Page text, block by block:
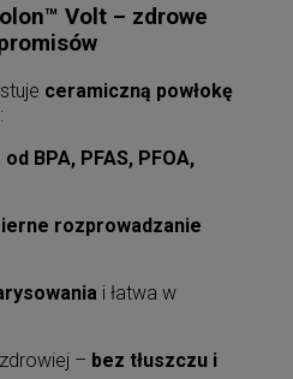
Volt – zdrowe
ceramiczną powłokę
BPA, PFAS, PFOA,
rozprowadzanie
i łatwa w
– bez tłuszczu i